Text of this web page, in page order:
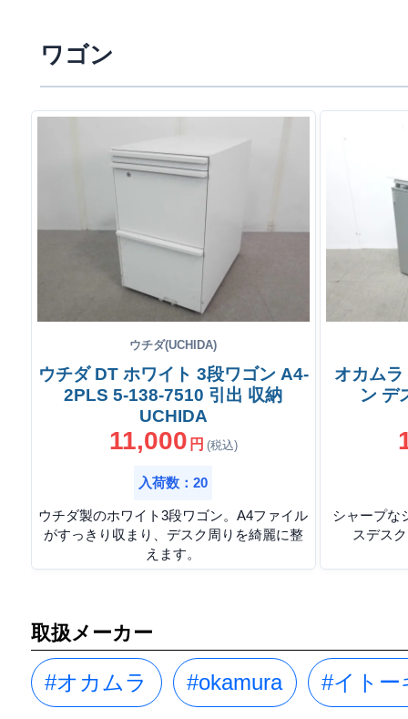
ワゴン
ウチダ(UCHIDA)
ウチダ DT ホワイト 3段ワゴン A4-
2PLS 5-138-7510 引出 収納
UCHIDA
11,000 円 (税込)
入荷数：20
ウチダ製のホワイト3段ワゴン。A4ファイル
がすっきり収まり、デスク周りを綺麗に整
えます。
オカム
ン デ
シャープな
スデス
取扱メーカー
#オカムラ #okamura #イトー